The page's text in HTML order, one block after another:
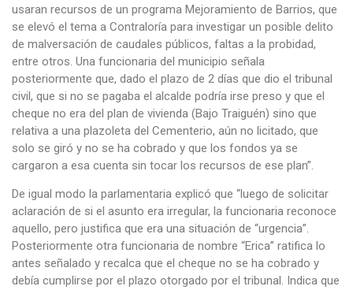
usaran recursos de un programa Mejoramiento de Barrios, que
se elevó el tema a Contraloría para investigar un posible delito
de malversación de caudales públicos, faltas a la probidad,
entre otros. Una funcionaria del municipio señala
posteriormente que, dado el plazo de 2 días que dio el tribunal
civil, que si no se pagaba el alcalde podría irse preso y que el
cheque no era del plan de vivienda (Bajo Traiguén) sino que
relativa a una plazoleta del Cementerio, aún no licitado, que
solo se giró y no se ha cobrado y que los fondos ya se
cargaron a esa cuenta sin tocar los recursos de ese plan”.
De igual modo la parlamentaria explicó que “luego de solicitar
aclaración de si el asunto era irregular, la funcionaria reconoce
aquello, pero justifica que era una situación de “urgencia”.
Posteriormente otra funcionaria de nombre “Erica” ratifica lo
antes señalado y recalca que el cheque no se ha cobrado y
debía cumplirse por el plazo otorgado por el tribunal. Indica que